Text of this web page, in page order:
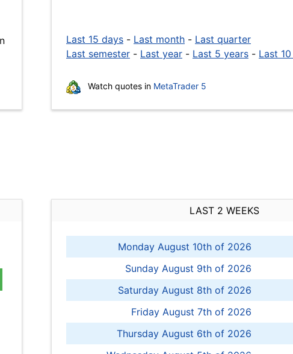
Last 15 days - Last month - Last quarter
Last semester - Last year - Last 5 years - Last
Watch quotes in MetaTrader 5
LAST 2 WEEKS
Monday August 10th of 2026
Sunday August 9th of 2026
Saturday August 8th of 2026
Friday August 7th of 2026
Thursday August 6th of 2026